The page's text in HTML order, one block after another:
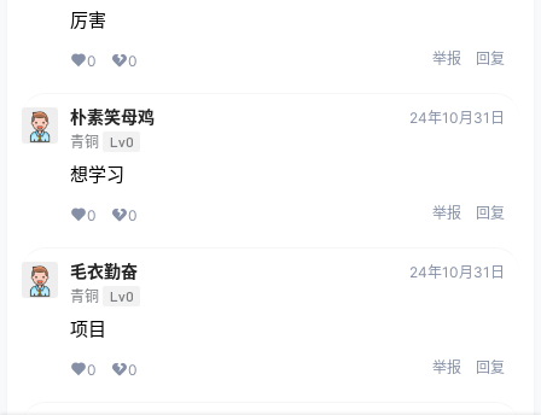
厉害
0 0 举报 回复
朴素笑母鸡
青铜 Lv0
24年10月31日
想学习
0 0 举报 回复
毛衣勤奋
青铜 Lv0
24年10月31日
项目
0 0 举报 回复